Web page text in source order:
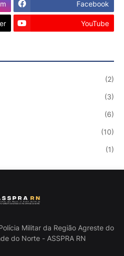
Facebook
YouTube
(2)
(3)
(6)
(10)
(1)
Militar da Região Agreste do
do Norte - ASSPRA RN